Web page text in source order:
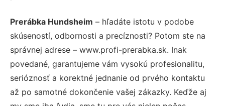
Prerábka Hundsheim – hľadáte istotu v podobe
skúseností, odbornosti a precíznosti? Potom ste na
správnej adrese – www.profi-prerabka.sk. Inak
povedané, garantujeme vám vysokú profesionalitu,
serióznosť a korektné jednanie od prvého kontaktu
až po samotné dokončenie vašej zákazky. Keďže aj